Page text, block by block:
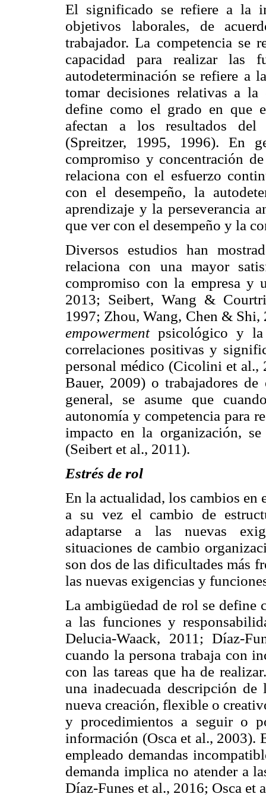
El significado se refiere a la
objetivos laborales, de
trabajador. La competencia se
capacidad para realizar las
autodeterminación se refiere a
tomar decisiones relativas a
define como el grado en que
afectan a los resultados del
(Spreitzer, 1995, 1996). En
compromiso y concentración
relaciona con el esfuerzo
con el desempeño, la
aprendizaje y la perseverancia
que ver con el desempeño y la
Diversos estudios han
relaciona con una mayor
compromiso con la empresa
2013; Seibert, Wang &
1997; Zhou, Wang, Chen & Shi,
empowermentpsicológico y la
correlaciones positivas y
personal médico (Cicolini et al.,
Bauer, 2009) o trabajadores
general, se asume que
autonomía y competencia para
impacto en la organización,
(Seibert et al., 2011).
Estrés de rol
En la actualidad, los cambios
a su vez el cambio de
adaptarse a las nuevas
situaciones de cambio
son dos de las dificultades más
las nuevas exigencias y
La ambigüedad de rol se define
a las funciones y
Delucia-Waack, 2011; Díaz-
cuando la persona trabaja con
con las tareas que ha de
una inadecuada descripción
nueva creación, flexible o
y procedimientos a seguir o
información (Osca et al., 2003).
empleado demandas
demanda implica no atender a
Díaz-Funes et al., 2016; Osca et